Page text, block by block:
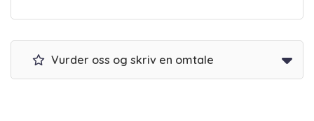
Vurder oss og skriv en omtale